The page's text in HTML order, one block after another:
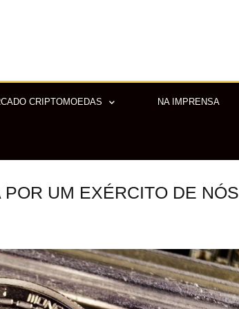
CRIPTOMOEDAS NA IMPRENSA
UM EXÉRCITO DE NÓS